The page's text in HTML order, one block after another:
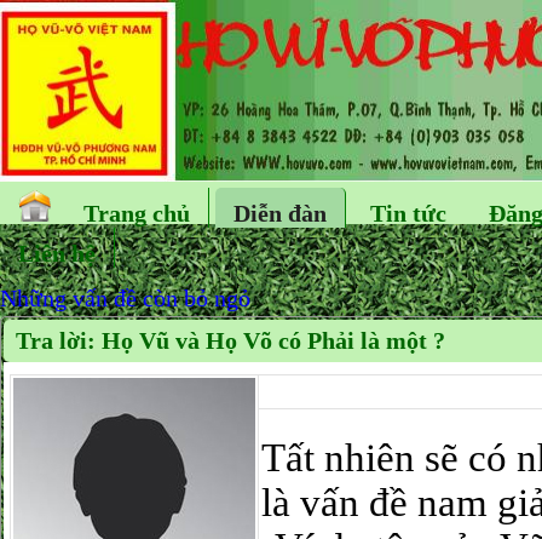
Trang chủ Diễn đàn Tin tức
Liên hệ
Những vấn đề còn bỏ ngỏ
Tra lời: Họ Vũ và Họ Võ có Phải là một ?
Tất nhiên sẽ có
là vấn đề nam